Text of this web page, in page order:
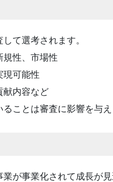
て選考されます。
規性、市場性
現可能性
献内容など
ことは審査に影響を与え
業が事業化されて成長が